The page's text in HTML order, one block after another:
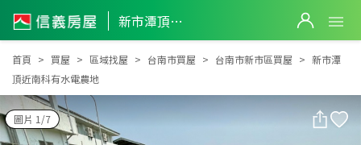
新市潭頂近南科有水電農地
新市潭頂近南科有水電農地
首頁 買屋 區域找屋 台南市買屋 台南市新市區買屋
新市潭
頂近南科有水電農地
圖片 1/7